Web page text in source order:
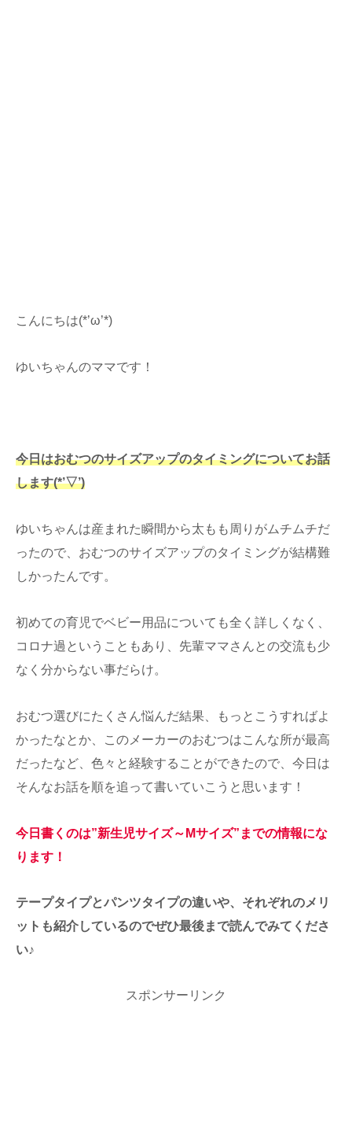
こんにちは(*’ω’*)
ゆいちゃんのママです！
今日はおむつのサイズアップのタイミングについてお話
します(*’▽’)
ゆいちゃんは産まれた瞬間から太もも周りがムチムチだ
ったので、おむつのサイズアップのタイミングが結構難
しかったんです。
初めての育児でベビー用品についても全く詳しくなく、
コロナ過ということもあり、先輩ママさんとの交流も少
なく分からない事だらけ。
おむつ選びにたくさん悩んだ結果、もっとこうすればよ
かったなとか、このメーカーのおむつはこんな所が最高
だったなど、色々と経験することができたので、今日は
そんなお話を順を追って書いていこうと思います！
今日書くのは”新生児サイズ～Mサイズ”までの情報にな
ります！
テープタイプとパンツタイプの違いや、それぞれのメリ
ットも紹介しているのでぜひ最後まで読んでみてくださ
い♪
スポンサーリンク